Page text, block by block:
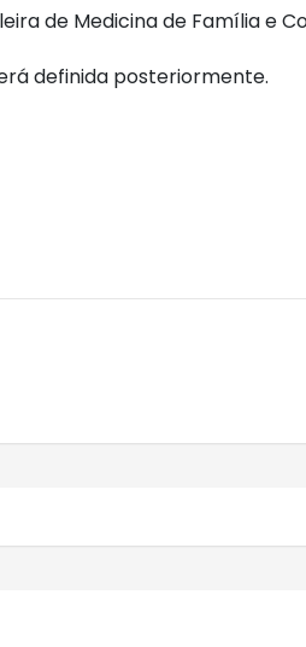
de Medicina de Família e
definida posteriormente.